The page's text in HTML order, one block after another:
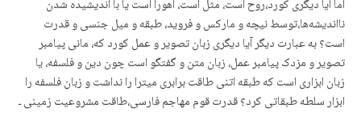
اما آیا دیگری کورد،روح است، مثل است، اهورا است یا با اندیشیده شدن
نااندیشەها،توسط نیچه و مارکس و فروید، طبقه و میل جنسی و قدرت
است؟ به عبارت دیگر آیا دیگری زبان تصویر و عمل کورد که، مانی پیامبر
تصویر و مزدک پیامبر عمل، زبان متن و گفتگو است چون دین و فلسفه، یا
زبان ابزاری است که طبقه اتنی طاقت برابری میترا را نداشت و زبان فلسفه را
ابزار سلطه طبقاتی کرد؟ قدرت قوم مهاجم فارسی،طاقت مشروعیت زمینی ـ